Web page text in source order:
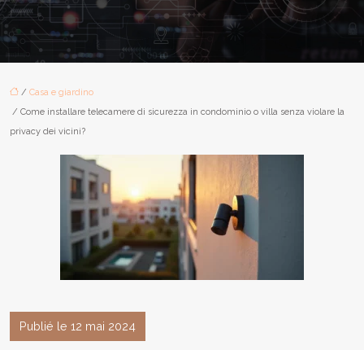
/ Casa e giardino
/ Come installare telecamere di sicurezza in condominio o villa senza violare la
privacy dei vicini?
Publié le 12 mai 2024